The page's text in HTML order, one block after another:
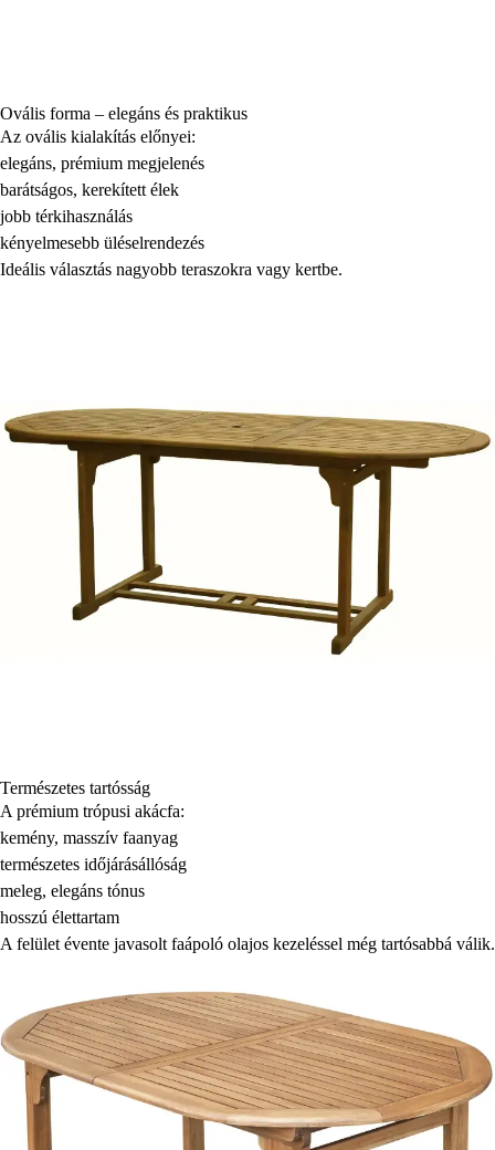
Ovális forma – elegáns és praktikus
Az ovális kialakítás előnyei:
elegáns, prémium megjelenés
barátságos, kerekített élek
jobb térkihasználás
kényelmesebb üléselrendezés
Ideális választás nagyobb teraszokra vagy kertbe.
Természetes tartósság
A prémium trópusi akácfa:
kemény, masszív faanyag
természetes időjárásállóság
meleg, elegáns tónus
hosszú élettartam
A felület évente javasolt faápoló olajos kezeléssel még tartósabbá válik.